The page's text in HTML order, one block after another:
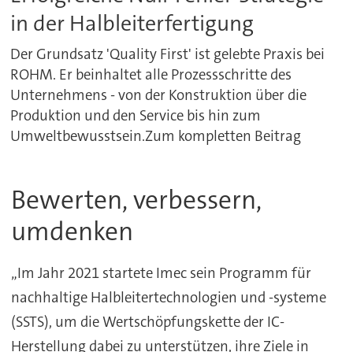
in der Halbleiterfertigung
Der Grundsatz 'Quality First' ist gelebte Praxis bei
ROHM. Er beinhaltet alle Prozessschritte des
Unternehmens - von der Konstruktion über die
Produktion und den Service bis hin zum
Umweltbewusstsein.Zum kompletten Beitrag
Bewerten, verbessern,
umdenken
„Im Jahr 2021 startete Imec sein Programm für
nachhaltige Halbleitertechnologien und -systeme
(SSTS), um die Wertschöpfungskette der IC-
Herstellung dabei zu unterstützen, ihre Ziele in